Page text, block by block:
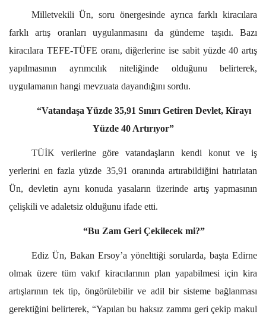
Milletvekili Ün, soru önergesinde ayrıca farklı kiracılara
farklı artış oranları uygulanmasını da gündeme taşıdı. Bazı
kiracılara TEFE-TÜFE oranı, diğerlerine ise sabit yüzde 40 artış
yapılmasının ayrımcılık niteliğinde olduğunu belirterek,
uygulamanın hangi mevzuata dayandığını sordu.
“Vatandaşa Yüzde 35,91 Sınırı Getiren Devlet, Kirayı
Yüzde 40 Artırıyor”
TÜİK verilerine göre vatandaşların kendi konut ve iş
yerlerini en fazla yüzde 35,91 oranında artırabildiğini hatırlatan
Ün, devletin aynı konuda yasaların üzerinde artış yapmasının
çelişkili ve adaletsiz olduğunu ifade etti.
“Bu Zam Geri Çekilecek mi?”
Ediz Ün, Bakan Ersoy’a yönelttiği sorularda, başta Edirne
olmak üzere tüm vakıf kiracılarının plan yapabilmesi için kira
artışlarının tek tip, öngörülebilir ve adil bir sisteme bağlanması
gerektiğini belirterek, “Yapılan bu haksız zammı geri çekip makul